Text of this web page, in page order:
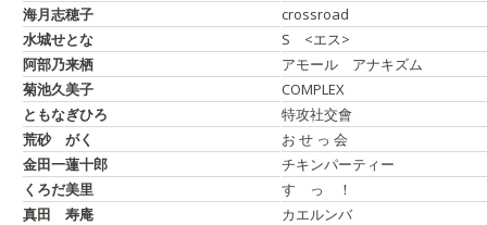
海月志穂子
crossroad
水城せとな
S <エス>
阿部乃来栖
アモール アナキズム
菊池久美子
COMPLEX
ともなぎひろ
特攻社交會
荒砂 がく
お せ っ 会
金田一蓮十郎
チキンパーティー
くろだ美里
す っ ！
真田 寿庵
カエルンバ